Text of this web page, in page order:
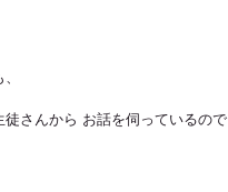
、
さんから お話を伺っているので